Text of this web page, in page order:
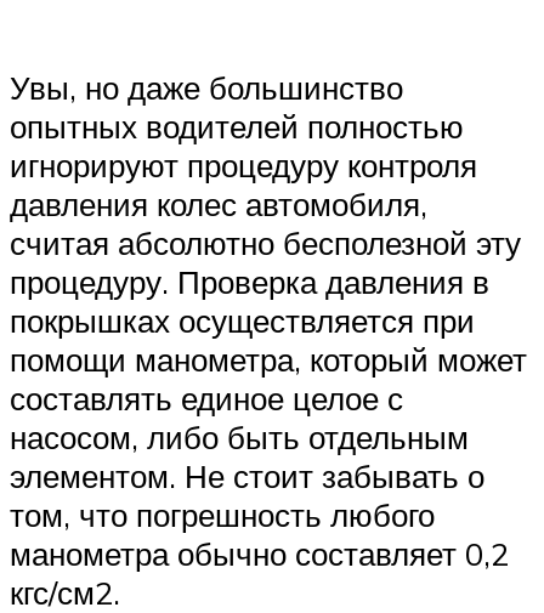
Увы, но даже большинство
опытных водителей полностью
игнорируют процедуру контроля
давления колес автомобиля,
считая абсолютно бесполезной эту
процедуру. Проверка давления в
покрышках осуществляется при
помощи манометра, который может
составлять единое целое с
насосом, либо быть отдельным
элементом. Не стоит забывать о
том, что погрешность любого
манометра обычно составляет 0,2
кгс/см2.